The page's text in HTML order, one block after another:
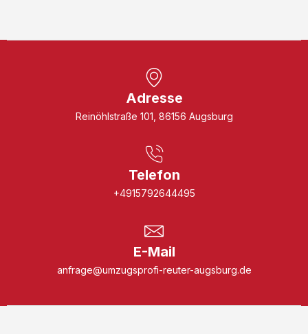
Adresse
Reinöhlstraße 101, 86156 Augsburg
Telefon
+4915792644495
E-Mail
anfrage@umzugsprofi-reuter-augsburg.de